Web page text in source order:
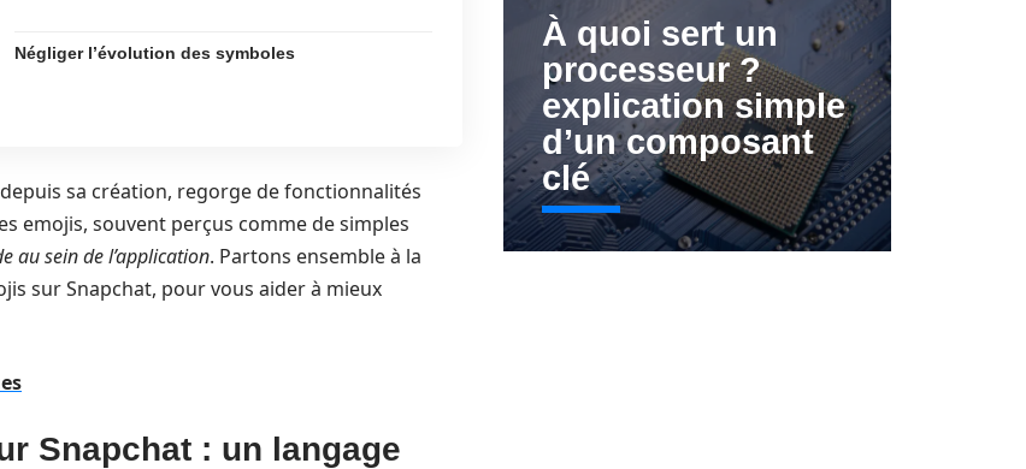
Négliger l’évolution des symboles
sa création, regorge de fonctionnalités
emojis, souvent perçus comme de simples
au sein de l’application. Partons ensemble à la
sur Snapchat, pour vous aider à mieux
Snapchat : un langage
À quoi sert un
processeur ?
explication simple
d’un composant
clé